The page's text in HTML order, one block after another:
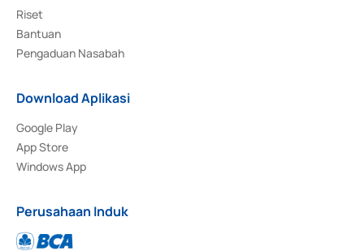
Riset
Bantuan
Pengaduan Nasabah
Download Aplikasi
Google Play
App Store
Windows App
Perusahaan Induk